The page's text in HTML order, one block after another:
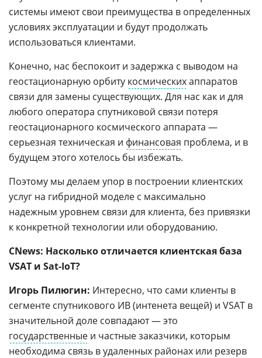
системы имеют свои преимущества в определенных
условиях эксплуатации и будут продолжать
использоваться клиентами.
Конечно, нас беспокоит и задержка с выводом на
геостационарную орбиту космическихаппаратов
связи для замены существующих. Для нас как и для
любого оператора спутниковой связи потеря
геостационарного космического аппарата —
серьезная техническая и финансовая проблема, и в
будущем этого хотелось бы избежать.
Поэтому мы делаем упор в построении клиентских
услуг на гибридной моделе с максимально
надежным уровнем связи для клиента, без привязки
к конкретной технологии или оборудованию.
CNews: Насколько отличается клиентская база
VSAT и Sat-IoT?
Игорь Пилюгин: Интересно, что сами клиенты в
сегменте спутникового ИВ (интенета вещей) и VSAT в
значительной доле совпадают — это
государственные и частные заказчики, которым
необходима связь в удаленных районах или резерв